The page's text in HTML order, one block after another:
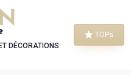
DÉCORATIONS
TOPs